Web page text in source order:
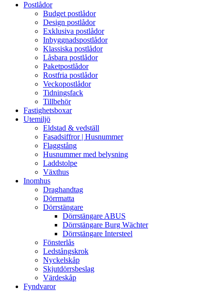
Postlådor
Budget postlådor
Design postlådor
Exklusiva postlådor
Inbyggnadspostlådor
Klassiska postlådor
Låsbara postlådor
Paketpostlådor
Rostfria postlådor
Veckopostlådor
Tidningsfack
Tillbehör
Fastighetsboxar
Utemiljö
Eldstad & vedställ
Fasadsiffror | Husnummer
Flaggstång
Husnummer med belysning
Laddstolpe
Växthus
Inomhus
Draghandtag
Dörrmatta
Dörrstängare
Dörrstängare ABUS
Dörrstängare Burg Wächter
Dörrstängare Intersteel
Fönsterlås
Ledstångskrok
Nyckelskåp
Skjutdörrsbeslag
Värdeskåp
Fyndvaror